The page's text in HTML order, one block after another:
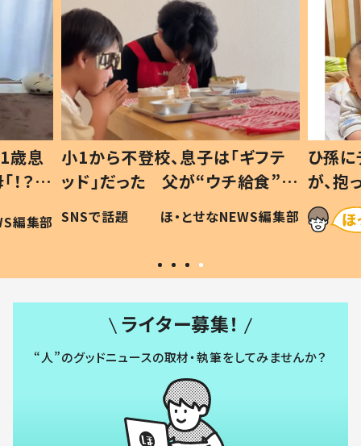
歳息
？」
編集部
小1から不登校、息子は「ギフテ
ッド」だった 父が“ウチ給食”を
作り続ける理由とは #令和の親
#令和の子
SNSで話題 ほ・とせなNEWS編集部
ひ孫
が、
「涙が
い」
ライター募集！
“人”のグッドニュースの取材・執筆をしてみませんか？